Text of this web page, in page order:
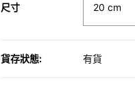
尺寸
貨存狀態: 有貨